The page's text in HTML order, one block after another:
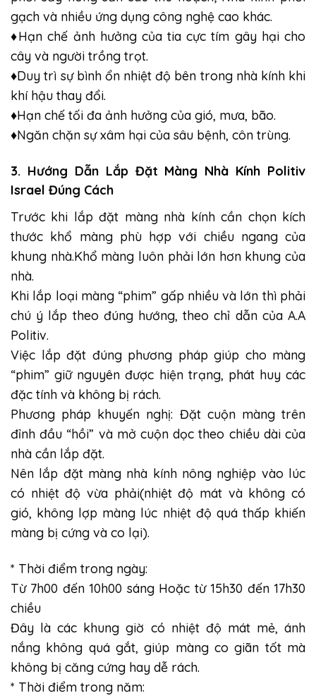
gạch và nhiều ứng dụng công nghệ cao khác.
♦Hạn chế ảnh hưởng của tia cực tím gây hại cho
cây và người trồng trọt.
♦Duy trì sự bình ổn nhiệt độ bên trong nhà kính khi
khí hậu thay đổi.
♦Hạn chế tối đa ảnh hưởng của gió, mưa, bão.
♦Ngăn chặn sự xâm hại của sâu bệnh, côn trùng.
3. Hướng Dẫn Lắp Đặt Màng Nhà Kính Politiv
Israel Đúng Cách
Trước khi lắp đặt màng nhà kính cần chọn kích
thước khổ màng phù hợp với chiều ngang của
khung nhà.Khổ màng luôn phải lớn hơn khung của
nhà.
Khi lắp loại màng “phim” gấp nhiều và lớn thì phải
chú ý lắp theo đúng hướng, theo chỉ dẫn của A.A
Politiv.
Việc lắp đặt đúng phương pháp giúp cho màng
“phim” giữ nguyên được hiện trạng, phát huy các
đặc tính và không bị rách.
Phương pháp khuyến nghị: Đặt cuộn màng trên
đỉnh đầu “hồi” và mở cuộn dọc theo chiều dài của
nhà cần lắp đặt.
Nên lắp đặt màng nhà kính nông nghiệp vào lúc
có nhiệt độ vừa phải(nhiệt độ mát và không có
gió, không lợp màng lúc nhiệt độ quá thấp khiến
màng bị cứng và co lại).
* Thời điểm trong ngày:
Từ 7h00 đến 10h00 sáng Hoặc từ 15h30 đến 17h30
chiều
Đây là các khung giờ có nhiệt độ mát mẻ, ánh
nắng không quá gắt, giúp màng co giãn tốt mà
không bị căng cứng hay dễ rách.
* Thời điểm trong năm: